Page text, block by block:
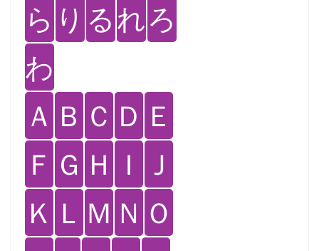
ら り るれろ
わ
Ａ Ｂ Ｃ Ｄ Ｅ
Ｆ Ｇ Ｈ Ｉ Ｊ
Ｋ Ｌ Ｍ Ｎ Ｏ